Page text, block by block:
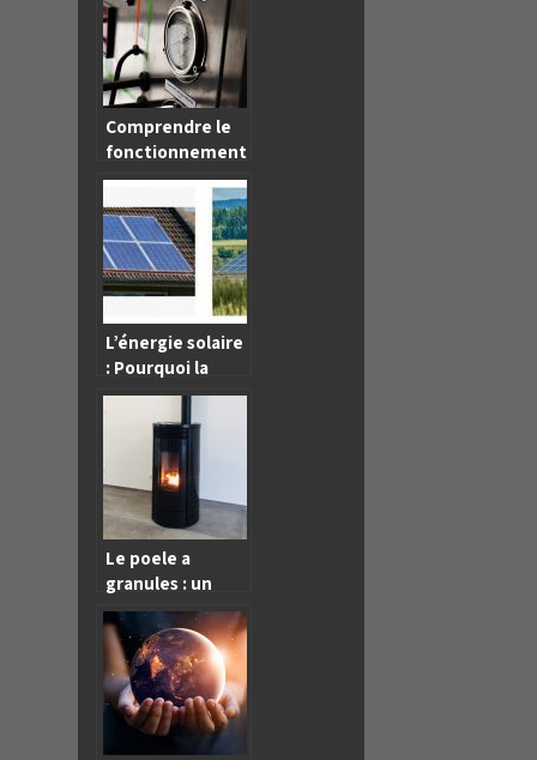
Comprendre le
fonctionnement
d’une pompe à
chaleur NRGIE
CONSEIL pour
mieux
économiser de
l’énergie
L’énergie solaire
: Pourquoi la
choisir ?
Le poele a
granules : un
elemnet
ecologique
avant tout